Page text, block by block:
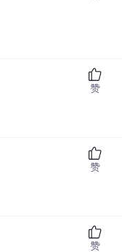
赞
赞
赞